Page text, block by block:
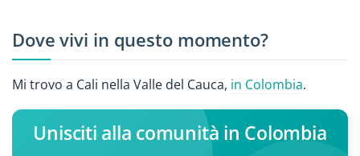
Dove vivi in questo momento?
Mi trovo a Cali nella Valle del Cauca, in Colombia.
Unisciti alla comunità in Colombia